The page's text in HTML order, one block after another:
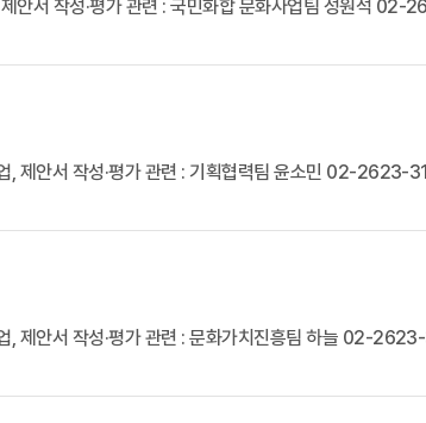
서 작성·평가 관련 : 국민화합 문화사업팀 성원석
안서 작성·평가 관련 : 기획협력팀 윤소민 02-
안서 작성·평가 관련 : 문화가치진흥팀 하늘 02-